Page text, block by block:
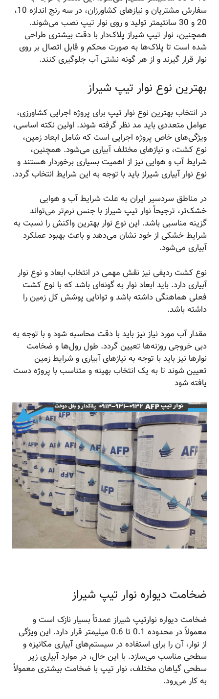
20 و 30 سانتیمتر تولید و روی نوار تیپ نصب می‌شوند.
همچنین، نوار تیپ شیراز پلاک‌دار با دقت بیشتری طراحی
شده است تا پلاک‌ها به صورت محکم و قابل اتصال بر روی
نوار قرار گیرند و از هر گونه نشتی آب جلوگیری کنند.
بهترین نوع نوار تیپ شیراز
در انتخاب بهترین نوع نوار تیپ برای پروژه اجرایی کشاورزی،
عوامل متعددی باید مد نظر گرفته شوند. اولین نکته اساسی،
ویژگی‌های خاص پروژه اجرایی است که شامل ابعاد زمین،
نوع کشت، و نیازهای مختلف آبیاری می‌شود. همچنین،
شرایط آب و هوایی نیز از اهمیت بسیاری برخوردار هستند و
نوع نوار آبیاری شیراز باید با توجه به این شرایط انتخاب گردد.
در مناطق سردسیر ایران به علت شرایط آب و هوایی
خشک‌تر، ترجیحاً نوار تیپ شیراز با جنس نرم‌تر می‌تواند
گزینه مناسبی باشد. این نوع نوار بهترین واکنش را نسبت به
شرایط خشکی از خود نشان می‌دهد و باعث بهبود عملکرد
آبیاری می‌شود.
نوع کشت ردیفی نیز نقش مهمی در انتخاب ابعاد و نوع نوار
آبیاری دارد. باید ابعاد نوار به گونه‌ای باشد که با نوع کشت
فعلی هماهنگی داشته باشد و توانایی پوشش کل زمین را
داشته باشد.
مقدار آب مورد نیاز نیز باید با دقت محاسبه شود و با توجه به
دبی خروجی روزنه‌ها تعیین گردد. طول رول‌ها و ضخامت
نوارها نیز باید با توجه به نیازهای آبیاری و شرایط زمین
تعیین شوند تا به یک انتخاب بهینه و متناسب با پروژه دست
یافته شود
ضخامت دیواره نوار تیپ شیراز
ضخامت دیواره نوارتیپ شیراز عمدتاً بسیار نازک است و
معمولاً در محدوده 0.1 تا 0.6 میلیمتر قرار دارد. این ویژگی
از نوار، آن را برای استفاده در سیستم‌های آبیاری مکانیزه و
سطحی مناسب می‌سازد. با این حال، در موارد آبیاری زیر
سطحی گیاهان مختلف، نوار تیپ با ضخامت بیشتری معمولاً
به کار می‌رود.